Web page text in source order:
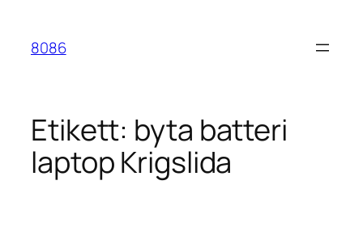
innehåll
8086
Etikett: byta batteri
laptop Krigslida